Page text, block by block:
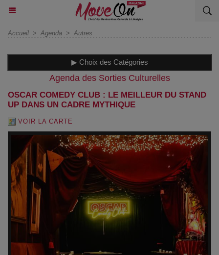
Accueil > Agenda > Autres
▶ Choix des Catégories
Agenda des Sorties Culturelles
OSCAR COMEDY CLUB : LE MEILLEUR DU STAND
UP DANS UN CADRE MYTHIQUE
VOIR LA CARTE